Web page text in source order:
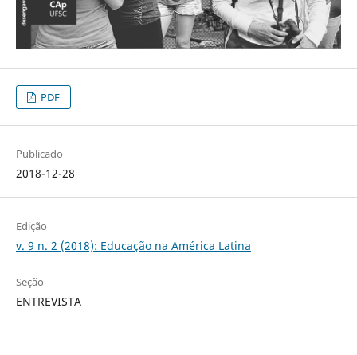
PDF
Publicado
2018-12-28
Edição
v. 9 n. 2 (2018): Educação na América Latina
Seção
ENTREVISTA